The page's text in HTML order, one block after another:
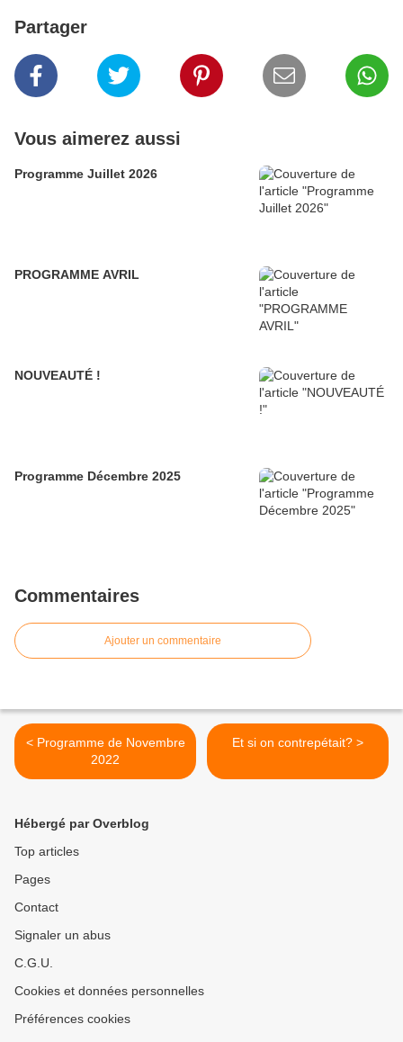
Partager
Vous aimerez aussi
Programme Juillet 2026
PROGRAMME AVRIL
NOUVEAUTÉ !
Programme Décembre 2025
Commentaires
Ajouter un commentaire
< Programme de Novembre
2022
Et si on contrepétait? >
Hébergé par Overblog
Top articles
Pages
Contact
Signaler un abus
C.G.U.
Cookies et données personnelles
Préférences cookies